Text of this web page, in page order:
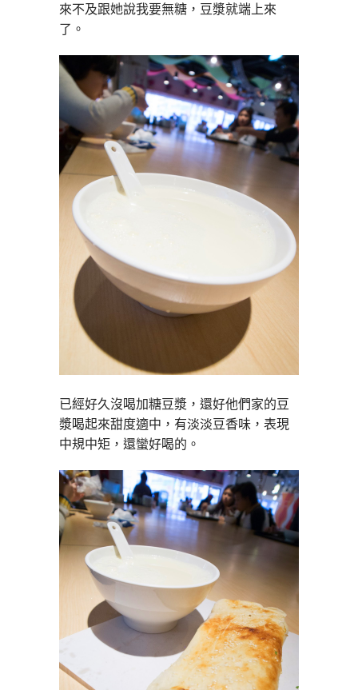
來不及跟她說我要無糖，豆漿就端上來
了。
已經好久沒喝加糖豆漿，還好他們家的豆
漿喝起來甜度適中，有淡淡豆香味，表現
中規中矩，還蠻好喝的。